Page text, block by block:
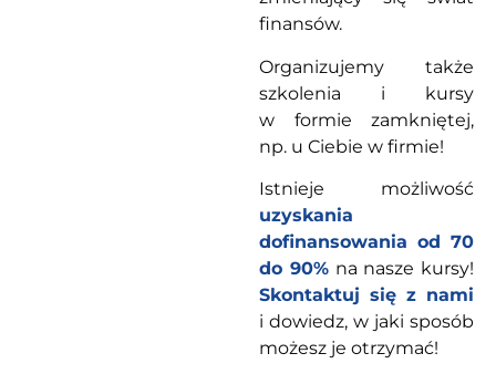
finansów.
Organizujemy także
szkolenia i kursy
w formie zamkniętej,
np. u Ciebie w firmie!
Istnieje możliwość
uzyskania
dofinansowania od 70
do 90%na nasze kursy!
Skontaktuj się z nami
i dowiedz, w jaki sposób
możesz je otrzymać!